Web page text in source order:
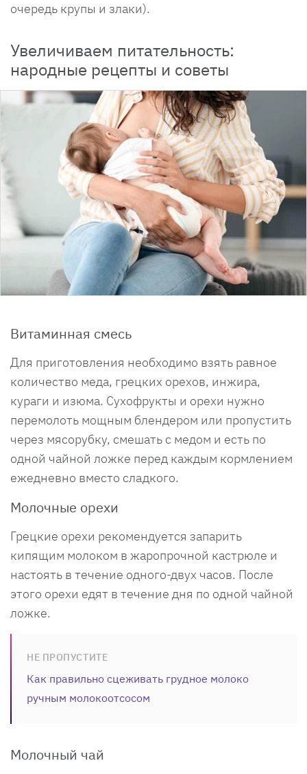
очередь крупы и злаки).
Увеличиваем питательность:
народные рецепты и советы
Витаминная смесь
Для приготовления необходимо взять равное
количество меда, грецких орехов, инжира,
кураги и изюма. Сухофрукты и орехи нужно
перемолоть мощным блендером или пропустить
через мясорубку, смешать с медом и есть по
одной чайной ложке перед каждым кормлением
ежедневно вместо сладкого.
Молочные орехи
Грецкие орехи рекомендуется запарить
кипящим молоком в жаропрочной кастрюле и
настоять в течение одного-двух часов. После
этого орехи едят в течение дня по одной чайной
ложке.
НЕ ПРОПУСТИТЕ
Как правильно сцеживать грудное молоко
ручным молокоотсосом
Молочный чай